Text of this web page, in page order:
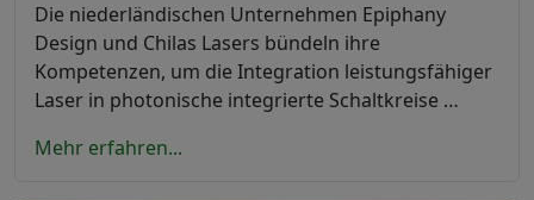
Die niederländischen Unternehmen Epiphany
Design und Chilas Lasers bündeln ihre
Kompetenzen, um die Integration leistungsfähiger
Laser in photonische integrierte Schaltkreise …
Mehr erfahren...